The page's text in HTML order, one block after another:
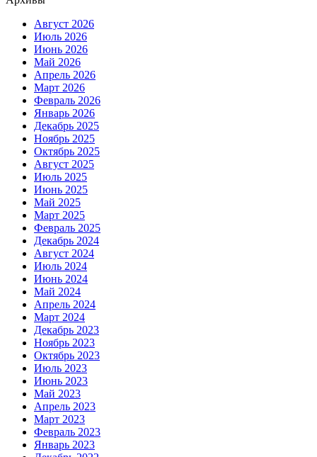
Август 2026
Июль 2026
Июнь 2026
Май 2026
Апрель 2026
Март 2026
Февраль 2026
Январь 2026
Декабрь 2025
Ноябрь 2025
Октябрь 2025
Август 2025
Июль 2025
Июнь 2025
Май 2025
Март 2025
Февраль 2025
Декабрь 2024
Август 2024
Июль 2024
Июнь 2024
Май 2024
Апрель 2024
Март 2024
Декабрь 2023
Ноябрь 2023
Октябрь 2023
Июль 2023
Июнь 2023
Май 2023
Апрель 2023
Март 2023
Февраль 2023
Январь 2023